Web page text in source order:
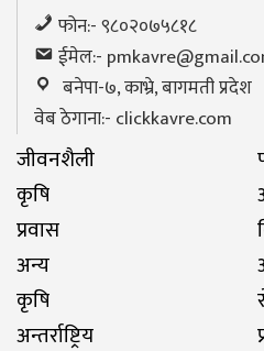
फोन:- ९८०२०७५८१८
ईमेल:-
बनेपा-७, काभ्रे, बागमती प्रदेश
वेब ठेगाना:- clickkavre.com
जीवनशैली
कृषि
प्रवास
अन्य
कृषि
अन्तर्राष्ट्रिय